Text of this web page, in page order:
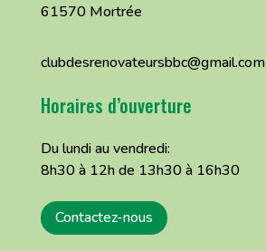
61570 Mortrée
clubdesrenovateursbbc@gmail.com
Horaires d’ouverture
Du lundi au vendredi:
8h30 à 12h de 13h30 à 16h30
Contactez-nous